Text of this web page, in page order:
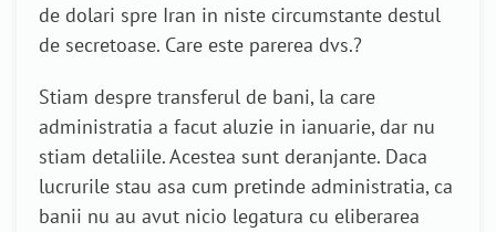
de dolari spre Iran in niste circumstante destul
de secretoase. Care este parerea dvs.?
Stiam despre transferul de bani, la care
administratia a facut aluzie in ianuarie, dar nu
stiam detaliile. Acestea sunt deranjante. Daca
lucrurile stau asa cum pretinde administratia, ca
banii nu au avut nicio legatura cu eliberarea